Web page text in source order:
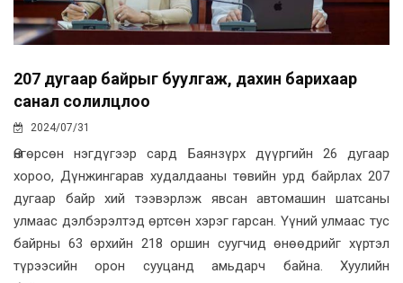
207 дугаар байрыг буулгаж, дахин барихаар
санал солилцлоо
2024/07/31
Өнгөрсөн нэгдүгээр сард Баянзүрх дүүргийн 26 дугаар
хороо, Дүнжингарав худалдааны төвийн урд байрлах 207
дугаар байр хий тээвэрлэж явсан автомашин шатсаны
улмаас дэлбэрэлтэд өртсөн хэрэг гарсан. Үүний улмаас тус
байрны 63 өрхийн 218 оршин суугчид өнөөдрийг хүртэл
түрээсийн орон сууцанд амьдарч байна. Хуулийн